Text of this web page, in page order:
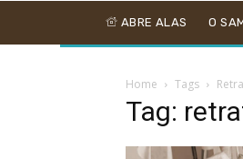
ABRE ALAS O
Home Tags
Tag: